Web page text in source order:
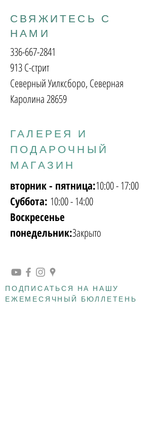
СВЯЖИТЕСЬ С
НАМИ
336-667-2841
913 С-стрит
Северный Уилксборо, Северная
Каролина 28659
ГАЛЕРЕЯ И
ПОДАРОЧНЫЙ
МАГАЗИН
вторник - пятница:10:00 - 17:00
Суббота: 10:00 - 14:00
Воскресенье
понедельник:Закрыто
ПОДПИСАТЬСЯ НА НАШУ
ЕЖЕМЕСЯЧНЫЙ БЮЛЛЕТЕНЬ